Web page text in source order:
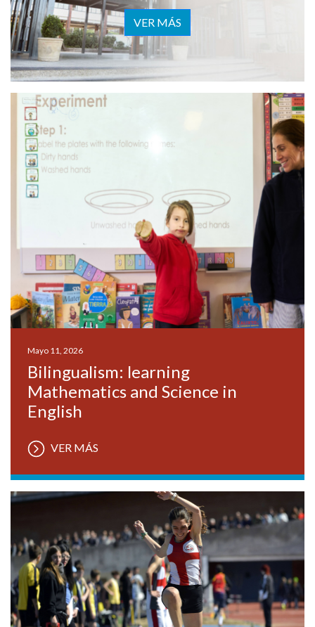
VER MÁS
Mayo 11, 2026
Bilingualism: learning
Mathematics and Science in
English
VER MÁS